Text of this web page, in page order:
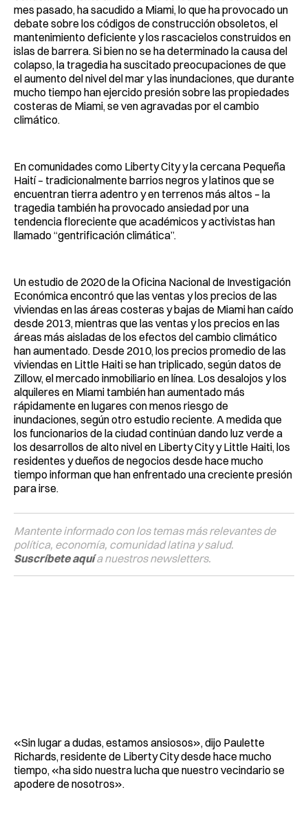
mes pasado, ha sacudido a Miami, lo que ha provocado un
debate sobre los códigos de construcción obsoletos, el
mantenimiento deficiente y los rascacielos construidos en
islas de barrera. Si bien no se ha determinado la causa del
colapso, la tragedia ha suscitado preocupaciones de que
el aumento del nivel del mar y las inundaciones, que durante
mucho tiempo han ejercido presión sobre las propiedades
costeras de Miami, se ven agravadas por el cambio
climático.
En comunidades como Liberty City y la cercana Pequeña
Haití – tradicionalmente barrios negros y latinos que se
encuentran tierra adentro y en terrenos más altos – la
tragedia también ha provocado ansiedad por una
tendencia floreciente que académicos y activistas han
llamado “gentrificación climática”.
Un estudio de 2020 de la Oficina Nacional de Investigación
Económica encontró que las ventas y los precios de las
viviendas en las áreas costeras y bajas de Miami han caído
desde 2013, mientras que las ventas y los precios en las
áreas más aisladas de los efectos del cambio climático
han aumentado. Desde 2010, los precios promedio de las
viviendas en Little Haiti se han triplicado, según datos de
Zillow, el mercado inmobiliario en línea. Los desalojos y los
alquileres en Miami también han aumentado más
rápidamente en lugares con menos riesgo de
inundaciones, según otro estudio reciente. A medida que
los funcionarios de la ciudad continúan dando luz verde a
los desarrollos de alto nivel en Liberty City y Little Haiti, los
residentes y dueños de negocios desde hace mucho
tiempo informan que han enfrentado una creciente presión
para irse.
Mantente informado con los temas más relevantes de
política, economía, comunidad latina y salud.
Suscríbete aquía nuestros newsletters.
«Sin lugar a dudas, estamos ansiosos», dijo Paulette
Richards, residente de Liberty City desde hace mucho
tiempo, «ha sido nuestra lucha que nuestro vecindario se
apodere de nosotros».